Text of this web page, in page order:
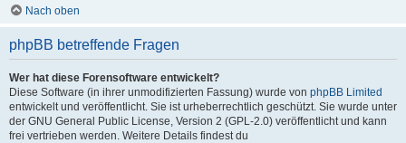
Nach oben
phpBB betreffende Fragen
Wer hat diese Forensoftware entwickelt?
Diese Software (in ihrer unmodifizierten Fassung) wurde von phpBB Limited
entwickelt und veröffentlicht. Sie ist urheberrechtlich geschützt. Sie wurde unter
der GNU General Public License, Version 2 (GPL-2.0) veröffentlicht und kann
frei vertrieben werden. Weitere Details findest du